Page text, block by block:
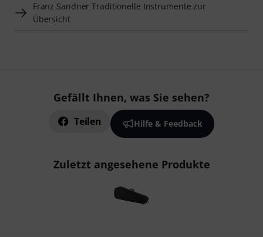
Franz Sandner Traditionelle Instrumente zur
Übersicht
Gefällt Ihnen, was Sie sehen?
Teilen Hilfe & Feedback
Zuletzt angesehene Produkte